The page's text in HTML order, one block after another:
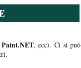
, ecc). Ci si può